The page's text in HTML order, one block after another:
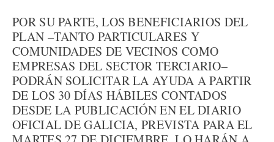
POR SU PARTE, LOS BENEFICIARIOS DEL
PLAN –TANTO PARTICULARES Y
COMUNIDADES DE VECINOS COMO
EMPRESAS DEL SECTOR TERCIARIO–
PODRÁN SOLICITAR LA AYUDA A PARTIR
DE LOS 30 DÍAS HÁBILES CONTADOS
DESDE LA PUBLICACIÓN EN EL DIARIO
OFICIAL DE GALICIA, PREVISTA PARA EL